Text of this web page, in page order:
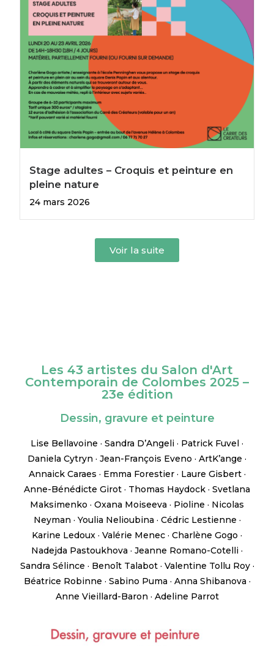
Stage adultes – Croquis et peinture en
pleine nature
24 mars 2026
Voir la suite
Les 43 artistes du Salon d'Art
Contemporain de Colombes 2025 –
23e édition
Dessin, gravure et peinture
Lise Bellavoine · Sandra D’Angeli · Patrick Fuvel ·
Daniela Cytryn · Jean-François Eveno · ArtK’ange ·
Annaick Caraes · Emma Forestier · Laure Gisbert ·
Anne-Bénédicte Girot · Thomas Haydock · Svetlana
Maksimenko · Oxana Moiseeva · Pioline · Nicolas
Neyman · Youlia Nelioubina · Cédric Lestienne ·
Karine Ledoux · Valérie Menec · Charlène Gogo ·
Nadejda Pastoukhova · Jeanne Romano-Cotelli ·
Sandra Sélince · Benoît Talabot · Valentine Tollu Roy ·
Béatrice Robinne · Sabino Puma · Anna Shibanova ·
Anne Vieillard-Baron · Adeline Parrot